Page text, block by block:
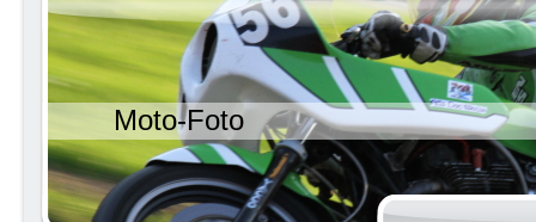
Moto-Foto